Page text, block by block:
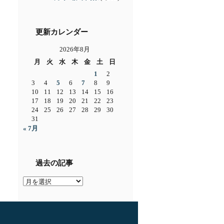
更新カレンダー
2026年8月
月
火 水 木 金 土
日
1
2
3
4 5 6 7 8
9
10
11 12 13 14 15
16
17
18 19 20 21 22
23
24
25 26 27 28 29
30
31
« 7月
過去の記事
過